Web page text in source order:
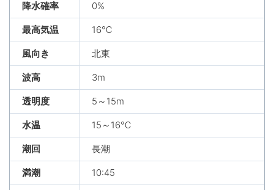
降水確率 0%
最高気温 16℃
風向き 北東
波高 3m
透明度 5～15m
水温 15～16℃
潮回 長潮
満潮 10:45